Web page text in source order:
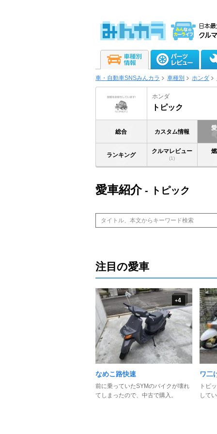
車・自動車SNSみんカラ 車種別 ホンダ
ホンダ
トピック
総合 カスタム情報
ランキング
クルマレビュー
(1)
愛車紹介- トピック
注目の愛車
+4
なめこ路快速
前に乗っていたSYMのバイクが壊れ
てしまったので、中古で購入。
ワ二
トピ
して